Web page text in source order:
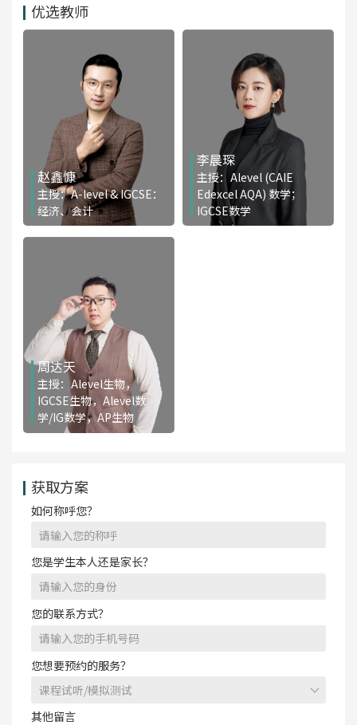
优选教师
赵鑫慷
主授：A-level & IGCSE：
经济、会计
李晨琛
主授：Alevel (CAIE
Edexcel AQA) 数学；
IGCSE数学
周达天
主授：Alevel生物，
IGCSE生物，Alevel数
学/IG数学，AP生物
获取方案
如何称呼您？
您是学生本人还是家长？
您的联系方式？
您想要预约的服务？
其他留言